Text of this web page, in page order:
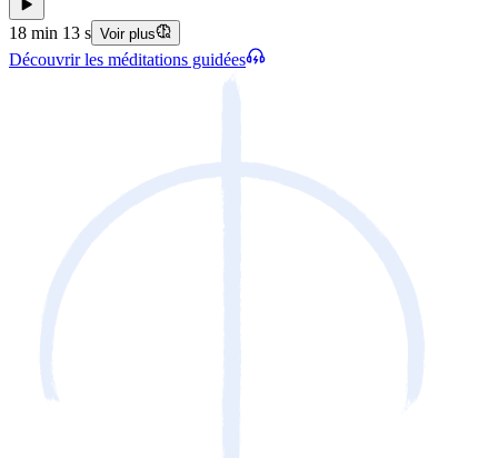
18 min 13 s Voir plus
Découvrir les méditations guidées